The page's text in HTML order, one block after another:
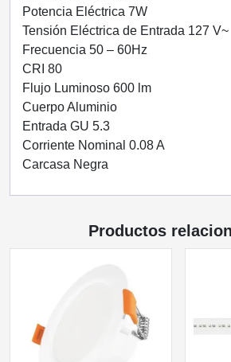
Potencia Eléctrica 7W
Tensión Eléctrica de Entrada 127 V~
Frecuencia 50 – 60Hz
CRI 80
Flujo Luminoso 600 lm
Cuerpo Aluminio
Entrada GU 5.3
Corriente Nominal 0.08 A
Carcasa Negra
Productos